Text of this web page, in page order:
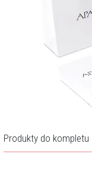
Produkty do kompletu